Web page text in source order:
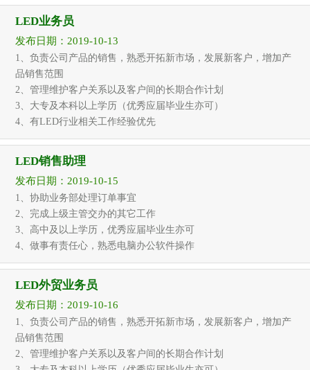
LED业务员
发布日期：2019-10-13
1、负责公司产品的销售，熟悉开拓新市场，发展新客户，增加产
品销售范围
2、管理维护客户关系以及客户间的长期合作计划
3、大专及本科以上学历（优秀应届毕业生亦可）
4、有LED行业相关工作经验优先
LED销售助理
发布日期：2019-10-15
1、协助业务部处理订单事宜
2、完成上级主管交办的其它工作
3、高中及以上学历，优秀应届毕业生亦可
4、做事有责任心，熟悉电脑办公软件操作
LED外贸业务员
发布日期：2019-10-16
1、负责公司产品的销售，熟悉开拓新市场，发展新客户，增加产
品销售范围
2、管理维护客户关系以及客户间的长期合作计划